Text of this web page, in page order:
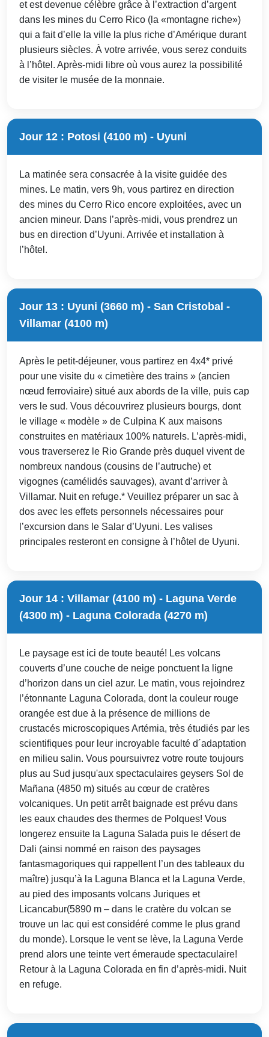
et est devenue célèbre grâce à l’extraction d’argent
dans les mines du Cerro Rico (la «montagne riche»)
qui a fait d’elle la ville la plus riche d’Amérique durant
plusieurs siècles. À votre arrivée, vous serez conduits
à l’hôtel. Après-midi libre où vous aurez la possibilité
de visiter le musée de la monnaie.
Jour 12 : Potosi (4100 m) - Uyuni
La matinée sera consacrée à la visite guidée des
mines. Le matin, vers 9h, vous partirez en direction
des mines du Cerro Rico encore exploitées, avec un
ancien mineur. Dans l’après-midi, vous prendrez un
bus en direction d’Uyuni. Arrivée et installation à
l’hôtel.
Jour 13 : Uyuni (3660 m) - San Cristobal -
Villamar (4100 m)
Après le petit-déjeuner, vous partirez en 4x4* privé
pour une visite du « cimetière des trains » (ancien
nœud ferroviaire) situé aux abords de la ville, puis cap
vers le sud. Vous découvrirez plusieurs bourgs, dont
le village « modèle » de Culpina K aux maisons
construites en matériaux 100% naturels. L’après-midi,
vous traverserez le Rio Grande près duquel vivent de
nombreux nandous (cousins de l’autruche) et
vigognes (camélidés sauvages), avant d’arriver à
Villamar. Nuit en refuge.* Veuillez préparer un sac à
dos avec les effets personnels nécessaires pour
l’excursion dans le Salar d’Uyuni. Les valises
principales resteront en consigne à l’hôtel de Uyuni.
Jour 14 : Villamar (4100 m) - Laguna Verde
(4300 m) - Laguna Colorada (4270 m)
Le paysage est ici de toute beauté! Les volcans
couverts d’une couche de neige ponctuent la ligne
d’horizon dans un ciel azur. Le matin, vous rejoindrez
l’étonnante Laguna Colorada, dont la couleur rouge
orangée est due à la présence de millions de
crustacés microscopiques Artémia, très étudiés par les
scientifiques pour leur incroyable faculté d´adaptation
en milieu salin. Vous poursuivrez votre route toujours
plus au Sud jusqu'aux spectaculaires geysers Sol de
Mañana (4850 m) situés au cœur de cratères
volcaniques. Un petit arrêt baignade est prévu dans
les eaux chaudes des thermes de Polques! Vous
longerez ensuite la Laguna Salada puis le désert de
Dali (ainsi nommé en raison des paysages
fantasmagoriques qui rappellent l’un des tableaux du
maître) jusqu’à la Laguna Blanca et la Laguna Verde,
au pied des imposants volcans Juriques et
Licancabur(5890 m – dans le cratère du volcan se
trouve un lac qui est considéré comme le plus grand
du monde). Lorsque le vent se lève, la Laguna Verde
prend alors une teinte vert émeraude spectaculaire!
Retour à la Laguna Colorada en fin d’après-midi. Nuit
en refuge.